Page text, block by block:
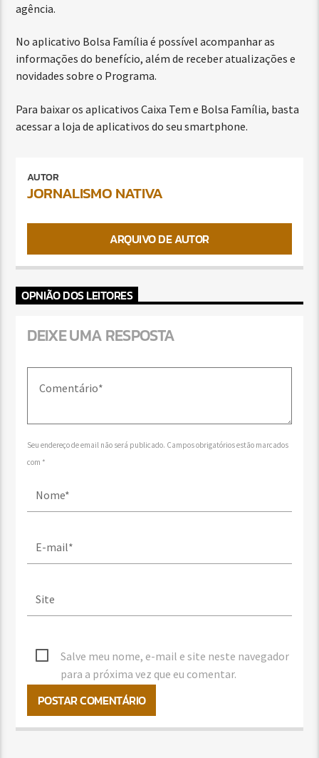
agência.
No aplicativo Bolsa Família é possível acompanhar as
informações do benefício, além de receber atualizações e
novidades sobre o Programa.
Para baixar os aplicativos Caixa Tem e Bolsa Família, basta
acessar a loja de aplicativos do seu smartphone.
AUTOR
JORNALISMO NATIVA
ARQUIVO DE AUTOR
OPNIÃO DOS LEITORES
DEIXE UMA RESPOSTA
Seu endereço de email não será publicado. Campos obrigatórios estão marcados
com *
Salve meu nome, e-mail e site neste navegador
para a próxima vez que eu comentar.